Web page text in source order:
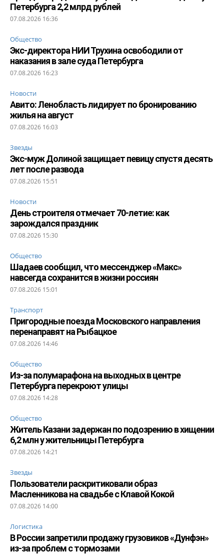
Петербурга 2,2 млрд рублей
07.08.2026 16:36
Общество
Экс-директора НИИ Трухина освободили от
наказания в зале суда Петербурга
07.08.2026 16:23
Новости
Авито: Ленобласть лидирует по бронированию
жилья на август
07.08.2026 16:03
Звезды
Экс-муж Долиной защищает певицу спустя десять
лет после развода
07.08.2026 15:51
Новости
День строителя отмечает 70-летие: как
зарождался праздник
07.08.2026 15:30
Общество
Шадаев сообщил, что мессенджер «Макс»
навсегда сохранится в жизни россиян
07.08.2026 15:01
Транспорт
Пригородные поезда Московского направления
перенаправят на Рыбацкое
07.08.2026 14:46
Общество
Из-за полумарафона на выходных в центре
Петербурга перекроют улицы
07.08.2026 14:28
Общество
Житель Казани задержан по подозрению в хищении
6,2 млн у жительницы Петербурга
07.08.2026 14:21
Звезды
Пользователи раскритиковали образ
Масленникова на свадьбе с Клавой Кокой
07.08.2026 14:00
Логистика
В России запретили продажу грузовиков «Дунфэн»
из-за проблем с тормозами